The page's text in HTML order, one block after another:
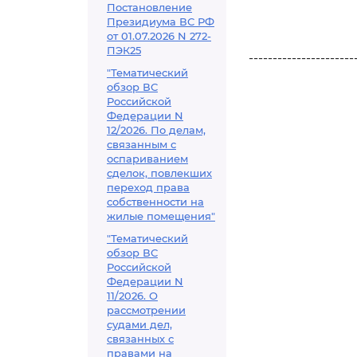
Постановление
Президиума ВС РФ
от 01.07.2026 N 272-
ПЭК25
"Тематический
обзор ВС
Российской
Федерации N
12/2026. По делам,
связанным с
оспариванием
сделок, повлекших
переход права
собственности на
жилые помещения"
"Тематический
обзор ВС
Российской
Федерации N
11/2026. О
рассмотрении
судами дел,
связанных с
правами на